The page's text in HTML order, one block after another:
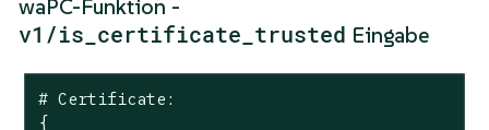
waPC-Funktion -
v1/is_certificate_trusted Eingabe
# Certificate:
{